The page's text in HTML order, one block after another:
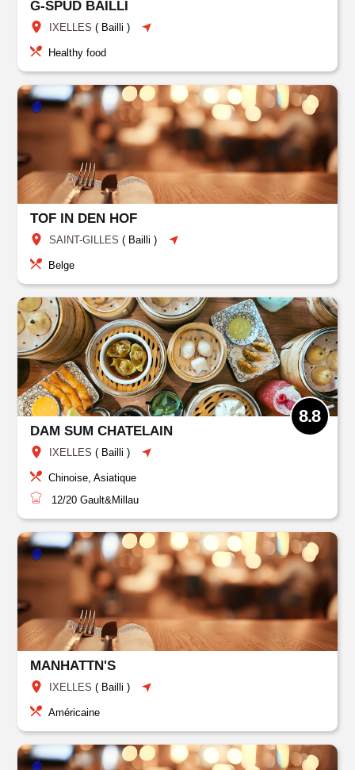
G-SPUD BAILLI
IXELLES ( Bailli )
Healthy food
TOF IN DEN HOF
SAINT-GILLES ( Bailli )
Belge
DAM SUM CHATELAIN
IXELLES ( Bailli )
8.8
Chinoise, Asiatique
12/20 Gault&Millau
MANHATTN'S
IXELLES ( Bailli )
Américaine